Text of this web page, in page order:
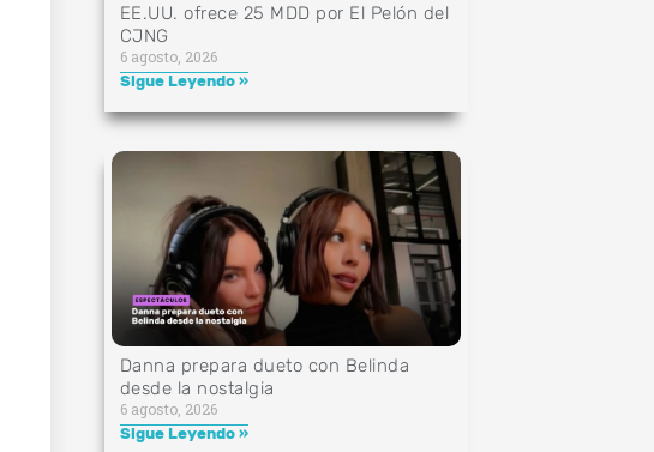
EE.UU. ofrece 25 MDD por El Pelón del
CJNG
6 agosto, 2026
Sigue Leyendo »
Danna prepara dueto con Belinda
desde la nostalgia
6 agosto, 2026
Sigue Leyendo »